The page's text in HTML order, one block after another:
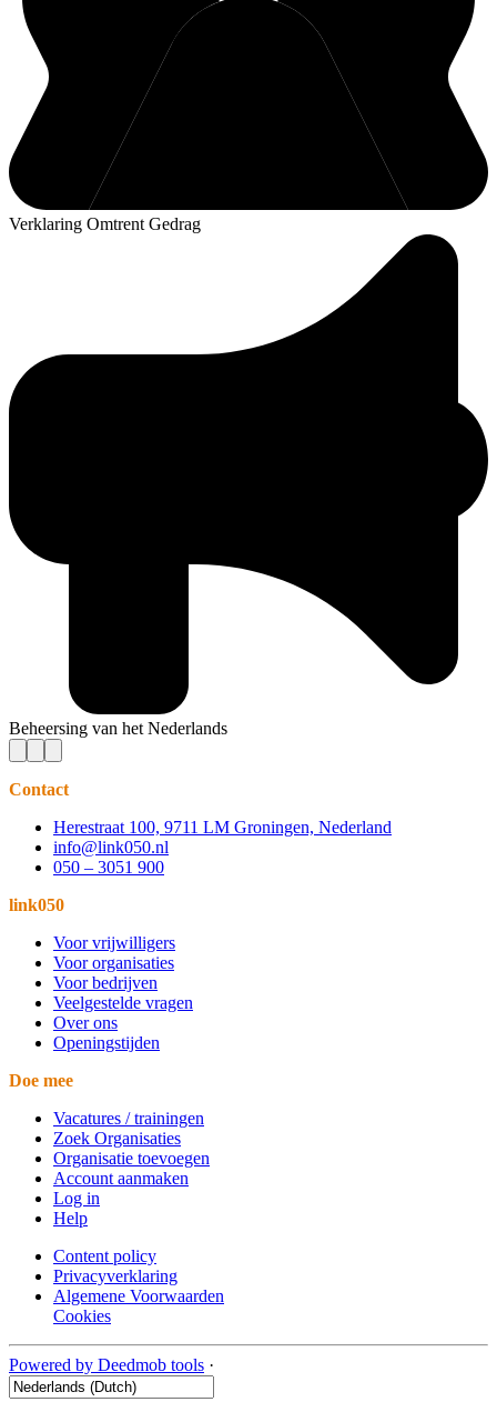
Verklaring Omtrent Gedrag
Beheersing van het Nederlands
Contact
Herestraat 100, 9711 LM Groningen, Nederland
info@link050.nl
050 – 3051 900
link050
Voor vrijwilligers
Voor organisaties
Voor bedrijven
Veelgestelde vragen
Over ons
Openingstijden
Doe mee
Vacatures / trainingen
Zoek Organisaties
Organisatie toevoegen
Account aanmaken
Log in
Help
Content policy
Privacyverklaring
Algemene Voorwaarden
Cookies
Powered by Deedmob tools ·